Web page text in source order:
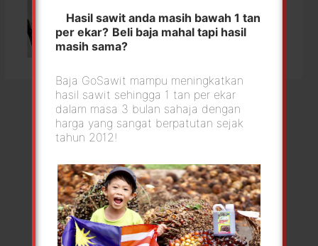
Hasil sawit anda masih bawah 1 tan
per ekar? Beli baja mahal tapi hasil
masih sama?
Baja GoSawit mampu meningkatkan
hasil sawit sehingga 1 tan per ekar
dalam masa 3 bulan sahaja dengan
harga yang sangat berpatutan sejak
tahun 2012!